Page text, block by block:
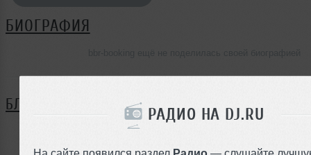
РАДИО НА DJ.RU
На сайте появился раздел Радио — слушайте
БИОГРАФИЯ
БЛОГ